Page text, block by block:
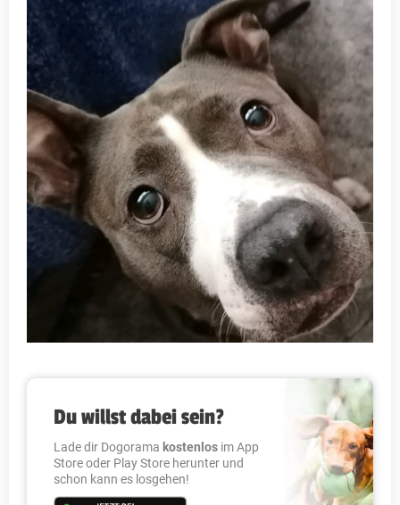
Du willst dabei sein?
Lade dir Dogorama kostenlos im App
Store oder Play Store herunter und
schon kann es losgehen!